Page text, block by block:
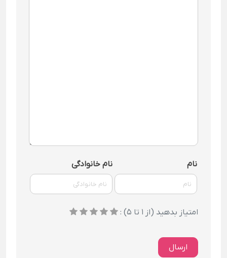
نام نام خانوادگی
امتیاز بدهید (از 1 تا 5) :
ارسال